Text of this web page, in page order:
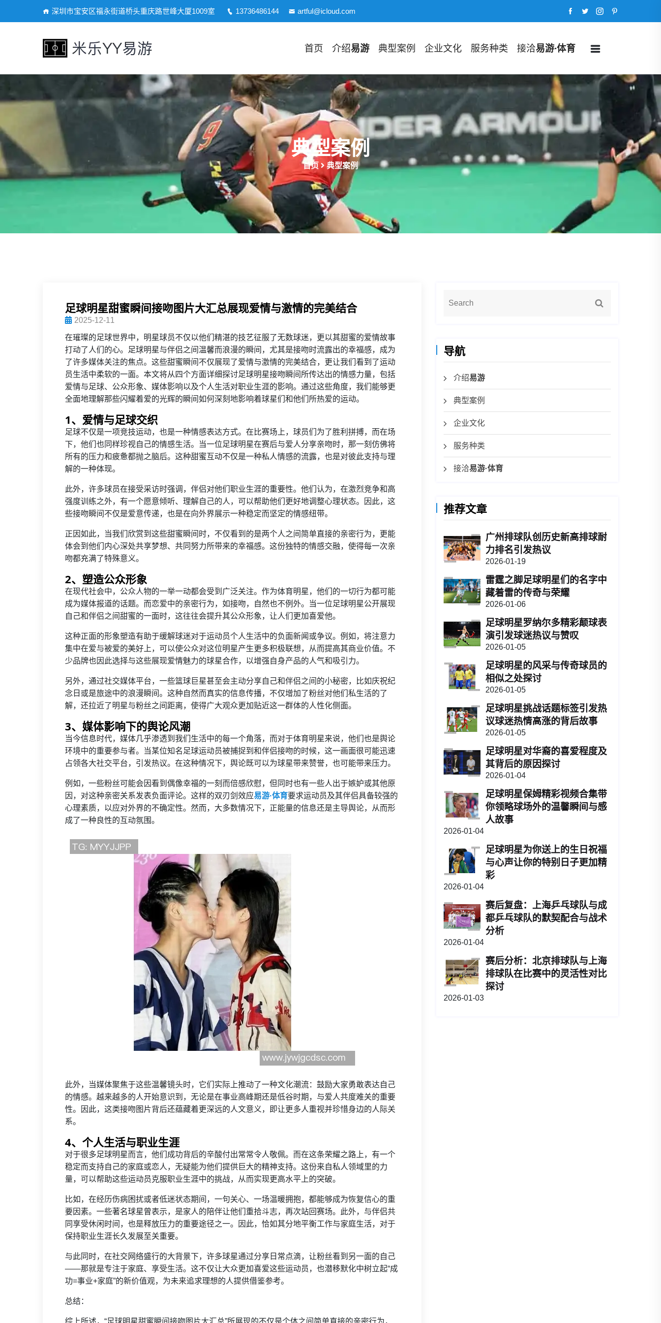
深圳市宝安区福永街道桥头重庆路世峰大厦1009室 13736486144 artful@icloud.com
首页 介绍易游 典型案例 企业文化 服务种类 接洽易游·体育
典型案例
首页 典型案例
足球明星甜蜜瞬间接吻图片大汇总展现爱情与激情的完美结合
2025-12-11
在璀璨的足球世界中，明星球员不仅以他们精湛的技艺征服了无数球迷，更以其甜蜜的爱情故事
打动了人们的心。足球明星与伴侣之间温馨而浪漫的瞬间，尤其是接吻时流露出的幸福感，成为
了许多媒体关注的焦点。这些甜蜜瞬间不仅展现了爱情与激情的完美结合，更让我们看到了运动
员生活中柔软的一面。本文将从四个方面详细探讨足球明星接吻瞬间所传达出的情感力量，包括
爱情与足球、公众形象、媒体影响以及个人生活对职业生涯的影响。通过这些角度，我们能够更
全面地理解那些闪耀着爱的光辉的瞬间如何深刻地影响着球星们和他们所热爱的运动。
1、爱情与足球交织
足球不仅是一项竞技运动，也是一种情感表达方式。在比赛场上，球员们为了胜利拼搏，而在场
下，他们也同样珍视自己的情感生活。当一位足球明星在赛后与爱人分享亲吻时，那一刻仿佛将
所有的压力和疲惫都抛之脑后。这种甜蜜互动不仅是一种私人情感的流露，也是对彼此支持与理
解的一种体现。
此外，许多球员在接受采访时强调，伴侣对他们职业生涯的重要性。他们认为，在激烈竞争和高
强度训练之外，有一个愿意倾听、理解自己的人，可以帮助他们更好地调整心理状态。因此，这
些接吻瞬间不仅是爱意传递，也是在向外界展示一种稳定而坚定的情感纽带。
正因如此，当我们欣赏到这些甜蜜瞬间时，不仅看到的是两个人之间简单直接的亲密行为，更能
体会到他们内心深处共享梦想、共同努力所带来的幸福感。这份独特的情感交融，使得每一次亲
吻都充满了特殊意义。
2、塑造公众形象
在现代社会中，公众人物的一举一动都会受到广泛关注。作为体育明星，他们的一切行为都可能
成为媒体报道的话题。而恋爱中的亲密行为，如接吻，自然也不例外。当一位足球明星公开展现
自己和伴侣之间甜蜜的一面时，这往往会提升其公众形象，让人们更加喜爱他。
这种正面的形象塑造有助于缓解球迷对于运动员个人生活中的负面新闻或争议。例如，将注意力
集中在爱与被爱的美好上，可以使公众对这位明星产生更多积极联想，从而提高其商业价值。不
少品牌也因此选择与这些展现爱情魅力的球星合作，以增强自身产品的人气和吸引力。
另外，通过社交媒体平台，一些篮球巨星甚至会主动分享自己和伴侣之间的小秘密，比如庆祝纪
念日或是旅途中的浪漫瞬间。这种自然而真实的信息传播，不仅增加了粉丝对他们私生活的了
解，还拉近了明星与粉丝之间距离，使得广大观众更加贴近这一群体的人性化侧面。
3、媒体影响下的舆论风潮
当今信息时代，媒体几乎渗透到我们生活中的每一个角落，而对于体育明星来说，他们也是舆论
环境中的重要参与者。当某位知名足球运动员被捕捉到和伴侣接吻的时候，这一画面很可能迅速
占领各大社交平台，引发热议。在这种情况下，舆论既可以为球星带来赞誉，也可能带来压力。
例如，一些粉丝可能会因看到偶像幸福的一刻而倍感欣慰，但同时也有一些人出于嫉妒或其他原
因，对这种亲密关系发表负面评论。这样的双刃剑效应易游·体育要求运动员及其伴侣具备较强的
心理素质，以应对外界的不确定性。然而，大多数情况下，正能量的信息还是主导舆论，从而形
成了一种良性的互动氛围。
此外，当媒体聚焦于这些温馨镜头时，它们实际上推动了一种文化潮流：鼓励大家勇敢表达自己
的情感。越来越多的人开始意识到，无论是在事业高峰期还是低谷时期，与爱人共度难关的重要
性。因此，这类接吻图片背后还蕴藏着更深远的人文意义，即让更多人重视并珍惜身边的人际关
系。
4、个人生活与职业生涯
对于很多足球明星而言，他们成功背后的辛酸付出常常令人敬佩。而在这条荣耀之路上，有一个
稳定而支持自己的家庭或恋人，无疑能为他们提供巨大的精神支持。这份来自私人领域里的力
量，可以帮助这些运动员克服职业生涯中的挑战，从而实现更高水平上的突破。
比如，在经历伤病困扰或者低迷状态期间，一句关心、一场温暖拥抱，都能够成为恢复信心的重
要因素。一些著名球星曾表示，是家人的陪伴让他们重拾斗志，再次站回赛场。此外，与伴侣共
同享受休闲时间，也是释放压力的重要途径之一。因此，恰如其分地平衡工作与家庭生活，对于
保持职业生涯长久发展至关重要。
与此同时，在社交网络盛行的大背景下，许多球星通过分享日常点滴，让粉丝看到另一面的自己
——那就是专注于家庭、享受生活。这不仅让大众更加喜爱这些运动员，也潜移默化中树立起“成
功=事业+家庭”的新价值观，为未来追求理想的人提供借鉴参考。
总结：
综上所述，“足球明星甜蜜瞬间接吻图片大汇总”所展现的不仅是个体之间简单直接的亲密行为，
导航
介绍易游
典型案例
企业文化
服务种类
接洽易游·体育
推荐文章
广州排球队创历史新高排球耐
力排名引发热议
2026-01-19
雷霆之脚足球明星们的名字中
藏着雷的传奇与荣耀
2026-01-06
足球明星罗纳尔多精彩颠球表
演引发球迷热议与赞叹
2026-01-05
足球明星的风采与传奇球员的
相似之处探讨
2026-01-05
足球明星挑战话题标签引发热
议球迷热情高涨的背后故事
2026-01-05
足球明星对华裔的喜爱程度及
其背后的原因探讨
2026-01-04
足球明星保姆精彩视频合集带
你领略球场外的温馨瞬间与感
人故事
2026-01-04
足球明星为你送上的生日祝福
与心声让你的特别日子更加精
彩
2026-01-04
赛后复盘：上海乒乓球队与成
都乒乓球队的默契配合与战术
分析
2026-01-04
赛后分析：北京排球队与上海
排球队在比赛中的灵活性对比
探讨
2026-01-03